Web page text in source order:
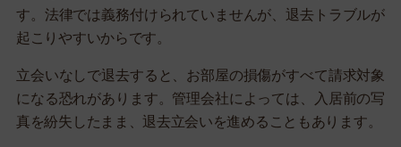
す。法律では義務付けられていませんが、退去トラブルが
起こりやすいからです。
立会いなしで退去すると、お部屋の損傷がすべて請求対象
になる恐れがあります。管理会社によっては、入居前の写
真を紛失したまま、退去立会いを進めることもあります。